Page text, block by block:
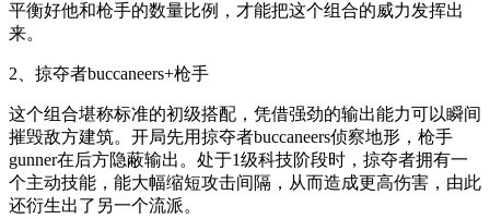
平衡好他和枪手的数量比例，才能把这个组合的威力发挥出
来。
2、掠夺者buccaneers+枪手
这个组合堪称标准的初级搭配，凭借强劲的输出能力可以瞬间
摧毁敌方建筑。开局先用掠夺者buccaneers侦察地形，枪手
gunner在后方隐蔽输出。处于1级科技阶段时，掠夺者拥有一
个主动技能，能大幅缩短攻击间隔，从而造成更高伤害，由此
还衍生出了另一个流派。